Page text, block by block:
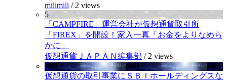
milimili / 2 views
5
「CAMPFIRE」運営会社が仮想通貨取引所
「FIREX」を開設！家入一真「お金をよりなめら
かに」
仮想通貨ＪＡＰＡＮ編集部 / 2 views
6
仮想通貨の取引事業にＳＢＩホールディングスな